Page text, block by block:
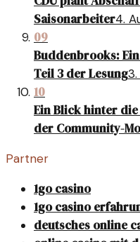
Saisonarbeiter4.
09
Buddenbrooks:
Teil 3 der Lesung
10
Ein Blick hinter
der Community-
Partner
1go casino
1go casino
deutsches online